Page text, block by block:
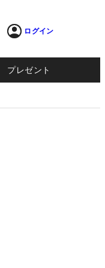
ログイン
プレゼント